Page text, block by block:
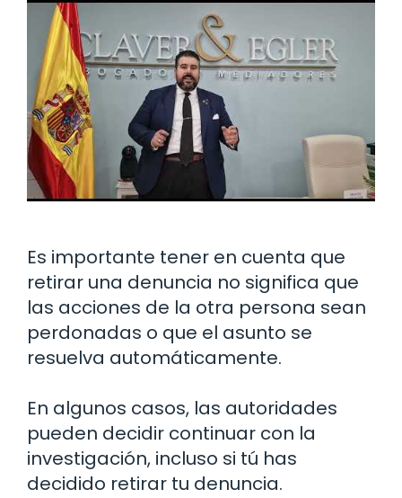
Es importante tener en cuenta que
retirar una denuncia no significa que
las acciones de la otra persona sean
perdonadas o que el asunto se
resuelva automáticamente.
En algunos casos, las autoridades
pueden decidir continuar con la
investigación, incluso si tú has
decidido retirar tu denuncia.